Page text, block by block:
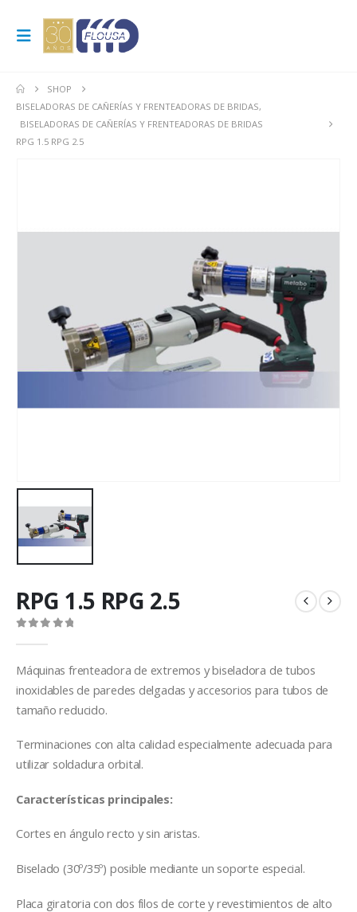
SHOP
BISELADORAS DE CAÑERÍAS Y FRENTEADORAS DE BRIDAS,
BISELADORAS DE CAÑERÍAS Y FRENTEADORAS DE BRIDAS
RPG 1.5 RPG 2.5
RPG 1.5 RPG 2.5
Máquinas frenteadora de extremos y biseladora de tubos
inoxidables de paredes delgadas y accesorios para tubos de
tamaño reducido.
Terminaciones con alta calidad especialmente adecuada para
utilizar soldadura orbital.
Características principales:
Cortes en ángulo recto y sin aristas.
Biselado (30º/35º) posible mediante un soporte especial.
Placa giratoria con dos filos de corte y revestimientos de alto